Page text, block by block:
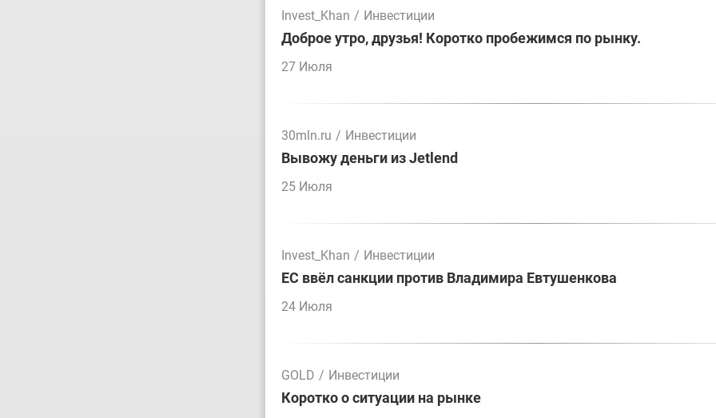
Invest_Khan / Инвестиции
Доброе утро, друзья! Коротко пробежимся по рынку.
27 Июля
30mln.ru / Инвестиции
Вывожу деньги из Jetlend
25 Июля
Invest_Khan / Инвестиции
ЕС ввёл санкции против Владимира Евтушенкова
24 Июля
GOLD / Инвестиции
Коротко о ситуации на рынке